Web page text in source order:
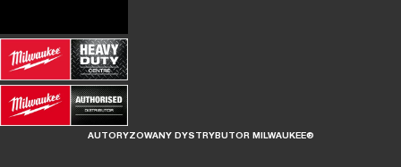
AUTORYZOWANY DYSTRYBUTOR MILWAUKEE®